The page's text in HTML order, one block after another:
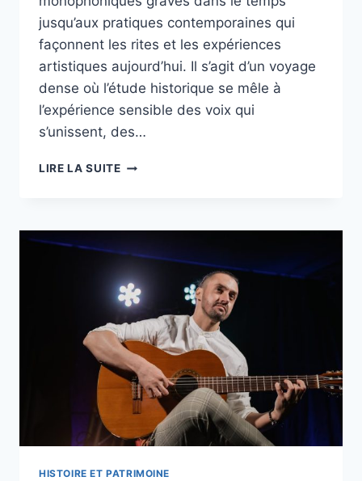
jusqu’aux pratiques contemporaines qui
façonnent les rites et les expériences
artistiques aujourd’hui. Il s’agit d’un voyage
dense où l’étude historique se mêle à
l’expérience sensible des voix qui
s’unissent, des…
LIRE LA SUITEPOLYPHONIE
SES
ORIGINES
SON
IMPACT
JUSQU’EN
2025
HISTOIRE ET PATRIMOINE